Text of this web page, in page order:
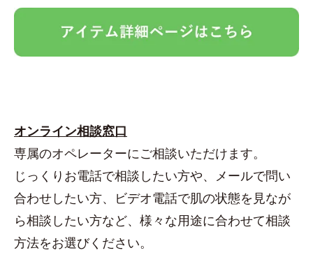
オンライン相談窓口
専属のオペレーターにご相談いただけます。
じっくりお電話で相談したい方や、メールで問い
合わせしたい方、ビデオ電話で肌の状態を見なが
ら相談したい方など、様々な用途に合わせて相談
方法をお選びください。